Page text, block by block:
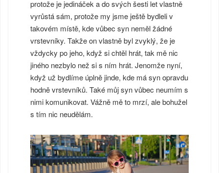
protože je jedináček a do svých šesti let vlastně
vyrůstá sám, protože my jsme ještě bydleli v
takovém místě, kde vůbec syn neměl žádné
vrstevníky. Takže on vlastně byl zvyklý, že je
vždycky po jeho, když si chtěl hrát, tak mě nic
jiného nezbylo než si s ním hrát. Jenomže nyní,
když už bydlíme úplně jinde, kde má syn opravdu
hodně vrstevníků. Také můj syn vůbec neumím s
nimi komunikovat. Vážně mě to mrzí, ale bohužel
s tím nic neudělám.